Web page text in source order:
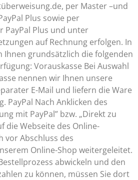
per Master –und
Plus sowie per
PayPal Plus und unter
auf Rechnung erfolgen. In
Ihnen grundsätzlich die folgenden
Vorauskasse Bei Auswahl
nennen wir Ihnen unsere
E-Mail und liefern die Ware
PayPal Nach Anklicken des
mit PayPal” bzw. „Direkt zu
die Webseite des Online-
vor Abschluss des
Online-Shop weitergeleitet.
abwickeln und den
zu können, müssen Sie dort